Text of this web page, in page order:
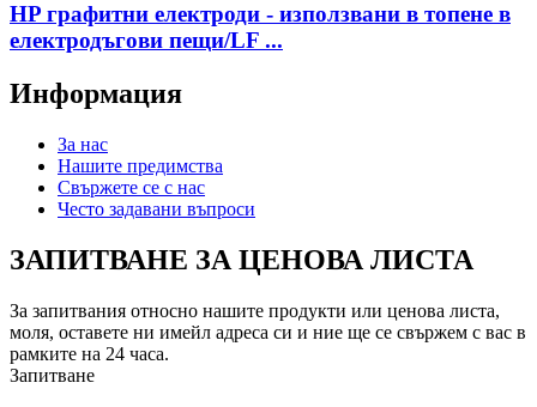
HP графитни електроди - използвани в топене в
електродъгови пещи/LF ...
Информация
За нас
Нашите предимства
Свържете се с нас
Често задавани въпроси
ЗАПИТВАНЕ ЗА ЦЕНОВА ЛИСТА
За запитвания относно нашите продукти или ценова листа,
моля, оставете ни имейл адреса си и ние ще се свържем с вас в
рамките на 24 часа.
Запитване